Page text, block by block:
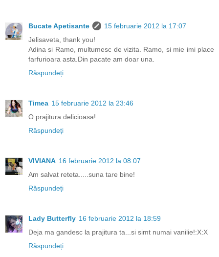
Bucate Apetisante
15 februarie 2012 la 17:07
Jelisaveta, thank you!
Adina si Ramo, multumesc de vizita. Ramo, si mie imi place
farfurioara asta.Din pacate am doar una.
Răspundeți
Timea 15 februarie 2012 la 23:46
O prajitura delicioasa!
Răspundeți
VIVIANA 16 februarie 2012 la 08:07
Am salvat reteta.....suna tare bine!
Răspundeți
Lady Butterfly 16 februarie 2012 la 18:59
Deja ma gandesc la prajitura ta...si simt numai vanilie!:X:X
Răspundeți